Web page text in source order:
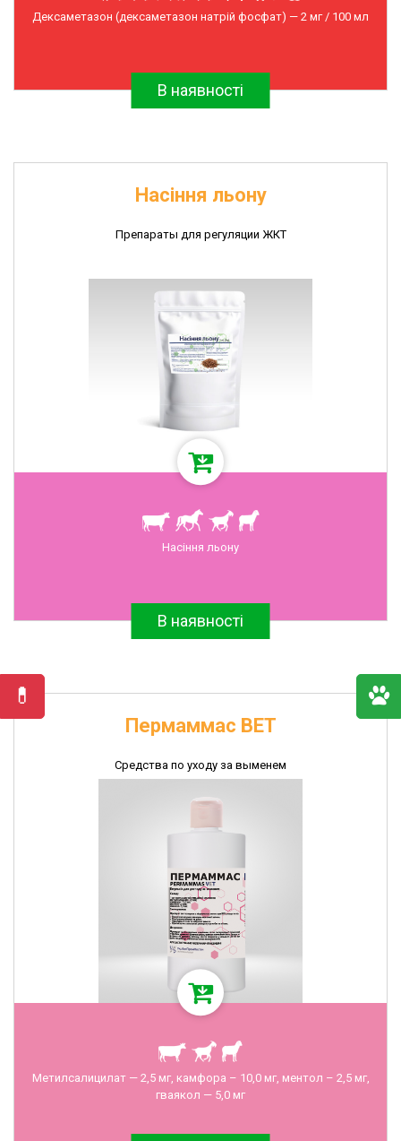
Дексаметазон (дексаметазон натрій фосфат) — 2 мг / 100 мл
В наявності
Насіння льону
Препараты для регуляции ЖКТ
Насіння льону
В наявності
Пермаммас ВЕТ
Средства по уходу за выменем
Метилсалицилат — 2,5 мг, камфора – 10,0 мг, ментол – 2,5 мг,
гваякол — 5,0 мг